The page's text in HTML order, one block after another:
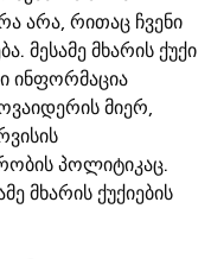
არა, რითაც ჩვენი
მესამე მხარის ქუქი
ინფორმაცია
მიერ,
პოლიტიკაც.
მხარის ქუქიების